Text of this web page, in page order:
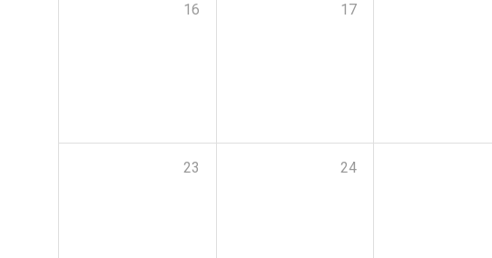
16 17
23 24